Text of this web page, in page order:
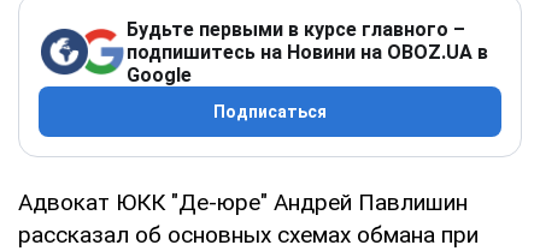
Будьте первыми в курсе главного –
подпишитесь на Новини на OBOZ.UA в
Google
Подписаться
Адвокат ЮКК "Де-юре" Андрей Павлишин
рассказал об основных схемах обмана при